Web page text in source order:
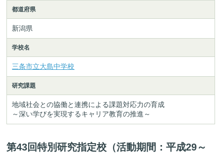
都道府県
新潟県
学校名
三条市立大島中学校
研究課題
地域社会との協働と連携による課題対応力の育成
～深い学びを実現するキャリア教育の推進～
第43回特別研究指定校（活動期間：平成29～